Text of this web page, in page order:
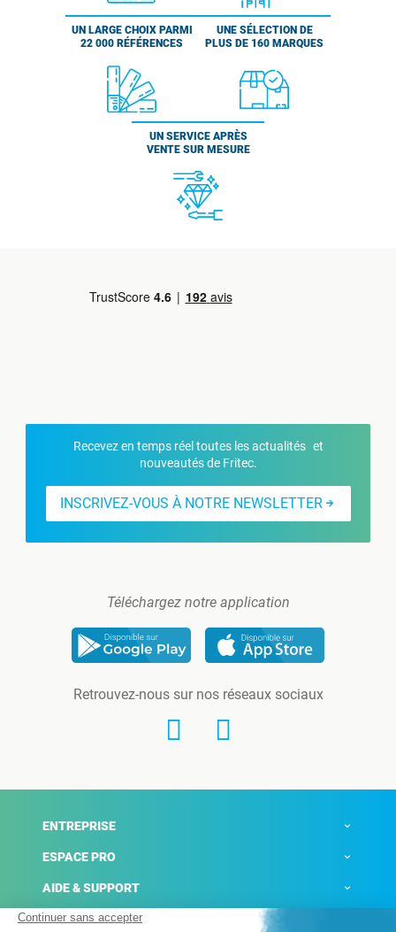
UN LARGE CHOIX PARMI
22 000 RÉFÉRENCES
UNE SÉLECTION DE
PLUS DE 160 MARQUES
UN SERVICE APRÈS
VENTE SUR MESURE
Recevez en temps réel toutes les actualités et
nouveautés de Fritec.
INSCRIVEZ-VOUS À NOTRE NEWSLETTER
Téléchargez notre application
Retrouvez-nous sur nos réseaux sociaux
ENTREPRISE
ESPACE PRO
AIDE & SUPPORT
ACTUALITÉS